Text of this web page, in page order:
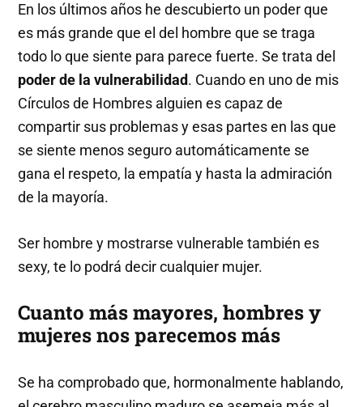
En los últimos años he descubierto un poder que
es más grande que el del hombre que se traga
todo lo que siente para parece fuerte. Se trata del
poder de la vulnerabilidad. Cuando en uno de mis
Círculos de Hombres alguien es capaz de
compartir sus problemas y esas partes en las que
se siente menos seguro automáticamente se
gana el respeto, la empatía y hasta la admiración
de la mayoría.
Ser hombre y mostrarse vulnerable también es
sexy, te lo podrá decir cualquier mujer.
Cuanto más mayores, hombres y
mujeres nos parecemos más
Se ha comprobado que, hormonalmente hablando,